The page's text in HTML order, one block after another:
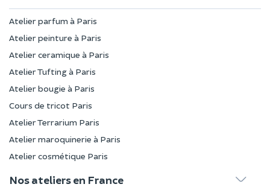
Atelier parfum à Paris
Atelier peinture à Paris
Atelier ceramique à Paris
Atelier Tufting à Paris
Atelier bougie à Paris
Cours de tricot Paris
Atelier Terrarium Paris
Atelier maroquinerie à Paris
Atelier cosmétique Paris
Nos ateliers en France